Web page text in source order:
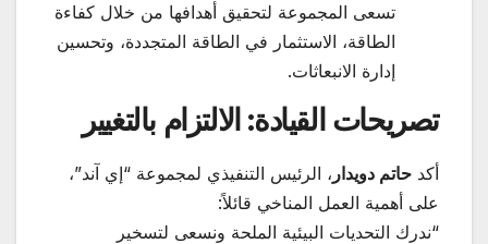
تسعى المجموعة لتحقيق أهدافها من خلال كفاءة
الطاقة، الاستثمار في الطاقة المتجددة، وتحسين
إدارة الانبعاثات.
تصريحات القيادة: الالتزام بالتغيير
أكد حاتم دويدار ، الرئيس التنفيذي لمجموعة “إي آند”،
على أهمية العمل المناخي قائلاً:
“ندرك التحديات البيئية الملحة ونسعى لتسخير